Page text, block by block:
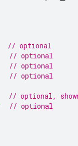
// optional
// optional
// optional
// optional
// optional,
// optional